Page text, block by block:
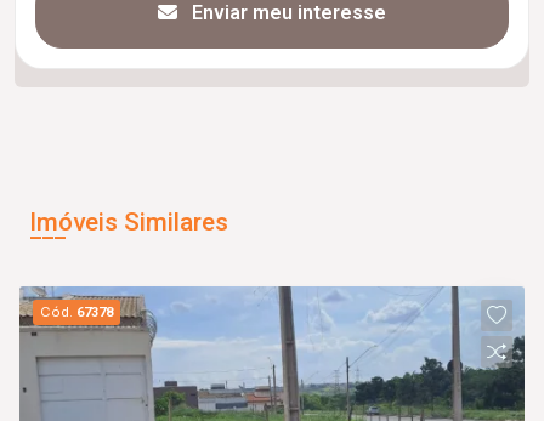
Enviar meu interesse
Imóveis Similares
Cód. 67378